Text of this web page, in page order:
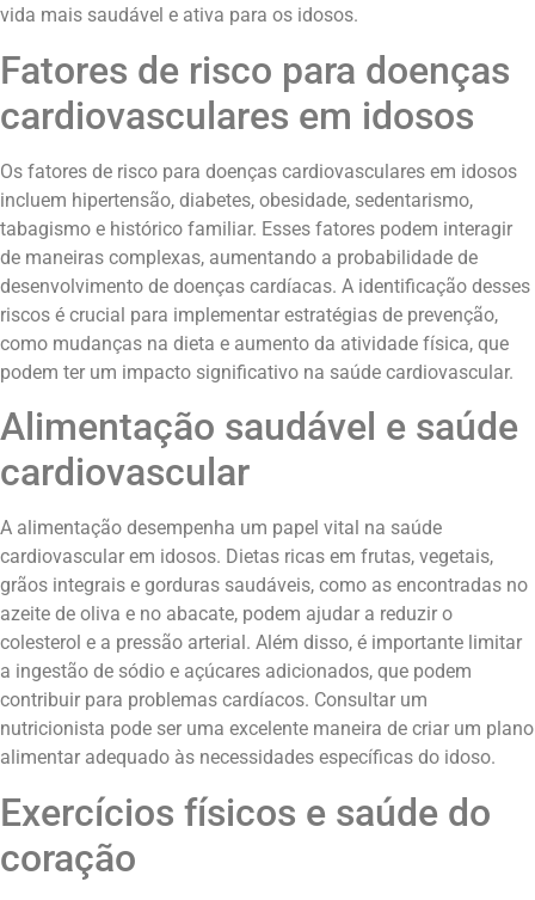
vida mais saudável e ativa para os idosos.
Fatores de risco para doenças
cardiovasculares em idosos
Os fatores de risco para doenças cardiovasculares em idosos
incluem hipertensão, diabetes, obesidade, sedentarismo,
tabagismo e histórico familiar. Esses fatores podem interagir
de maneiras complexas, aumentando a probabilidade de
desenvolvimento de doenças cardíacas. A identificação desses
riscos é crucial para implementar estratégias de prevenção,
como mudanças na dieta e aumento da atividade física, que
podem ter um impacto significativo na saúde cardiovascular.
Alimentação saudável e saúde
cardiovascular
A alimentação desempenha um papel vital na saúde
cardiovascular em idosos. Dietas ricas em frutas, vegetais,
grãos integrais e gorduras saudáveis, como as encontradas no
azeite de oliva e no abacate, podem ajudar a reduzir o
colesterol e a pressão arterial. Além disso, é importante limitar
a ingestão de sódio e açúcares adicionados, que podem
contribuir para problemas cardíacos. Consultar um
nutricionista pode ser uma excelente maneira de criar um plano
alimentar adequado às necessidades específicas do idoso.
Exercícios físicos e saúde do
coração